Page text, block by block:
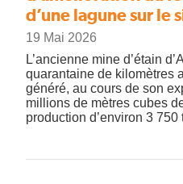
d’une lagune sur le
19 Mai 2026
L’ancienne mine d’étain
quarantaine de kilomètres
généré, au cours de son
millions de mètres cubes
production d’environ 3